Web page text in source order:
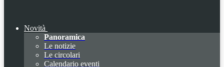
Novità
Panoramica
Le notizie
Le circolari
Calendario eventi